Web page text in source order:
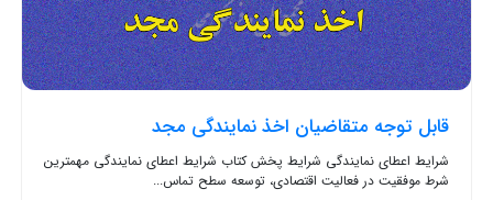
قابل توجه متقاضیان اخذ نمایندگی مجد
شرایط اعطای نمایندگی شرایط پخش کتاب شرایط اعطای نمایندگی مهمترین
شرط موفقیت در فعالیت اقتصادی، توسعه سطح تماس...